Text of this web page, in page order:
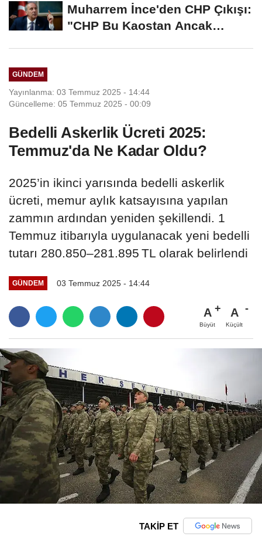
Muharrem İnce'den CHP Çıkışı:
"CHP Bu Kaostan Ancak
GÜNDEM
Yayınlanma: 03 Temmuz 2025 - 14:44
Güncelleme: 05 Temmuz 2025 - 00:09
Bedelli Askerlik Ücreti 2025:
Temmuz'da Ne Kadar Oldu?
2025’in ikinci yarısında bedelli askerlik
ücreti, memur aylık katsayısına yapılan
zammın ardından yeniden şekillendi. 1
Temmuz itibarıyla uygulanacak yeni bedelli
tutarı 280.850–281.895 TL olarak belirlendi
GÜNDEM 03 Temmuz 2025 - 14:44
A
Büyüt
A
Küçült
TAKİP ET